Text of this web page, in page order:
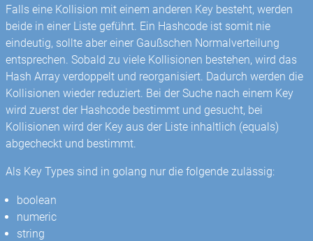
Falls eine Kollision mit einem anderen Key besteht, werden
beide in einer Liste geführt. Ein Hashcode ist somit nie
eindeutig, sollte aber einer Gaußschen Normalverteilung
entsprechen. Sobald zu viele Kollisionen bestehen, wird das
Hash Array verdoppelt und reorganisiert. Dadurch werden die
Kollisionen wieder reduziert. Bei der Suche nach einem Key
wird zuerst der Hashcode bestimmt und gesucht, bei
Kollisionen wird der Key aus der Liste inhaltlich (equals)
abgecheckt und bestimmt.
Als Key Types sind in golang nur die folgende zulässig:
boolean
numeric
string